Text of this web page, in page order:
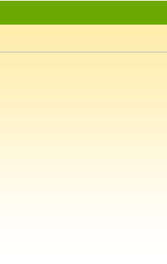
東京 東久留米